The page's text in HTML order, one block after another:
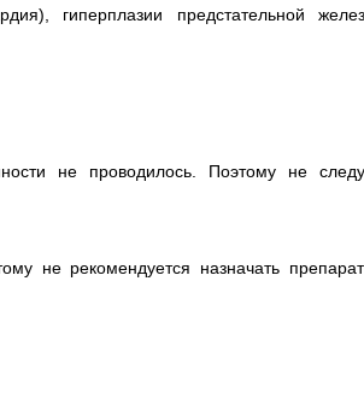
гиперплазии предстательной
не проводилось. Поэтому не
не рекомендуется назначать